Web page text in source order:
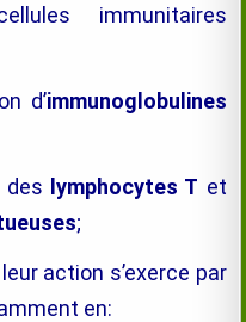
immunitaires
d’immunoglobulines
des lymphocytes T et
;
leur action s’exerce par
en: